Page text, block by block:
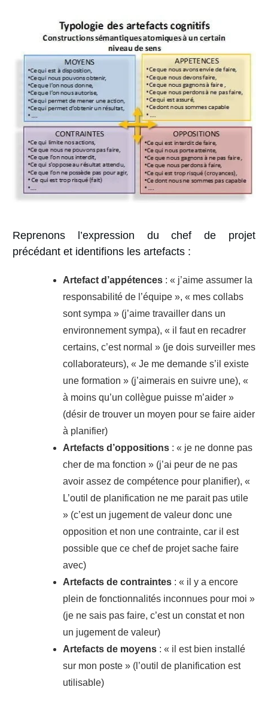
Reprenons l’expression du chef de projet
précédant et identifions les artefacts :
Artefact d’appétences : « j’aime assumer la
responsabilité de l’équipe », « mes collabs
sont sympa » (j’aime travailler dans un
environnement sympa), « il faut en recadrer
certains, c’est normal » (je dois surveiller mes
collaborateurs), « Je me demande s’il existe
une formation » (j’aimerais en suivre une), «
à moins qu’un collègue puisse m’aider »
(désir de trouver un moyen pour se faire aider
à planifier)
Artefacts d’oppositions : « je ne donne pas
cher de ma fonction » (j’ai peur de ne pas
avoir assez de compétence pour planifier), «
L’outil de planification ne me parait pas utile
» (c’est un jugement de valeur donc une
opposition et non une contrainte, car il est
possible que ce chef de projet sache faire
avec)
Artefacts de contraintes : « il y a encore
plein de fonctionnalités inconnues pour moi »
(je ne sais pas faire, c’est un constat et non
un jugement de valeur)
Artefacts de moyens : « il est bien installé
sur mon poste » (l’outil de planification est
utilisable)